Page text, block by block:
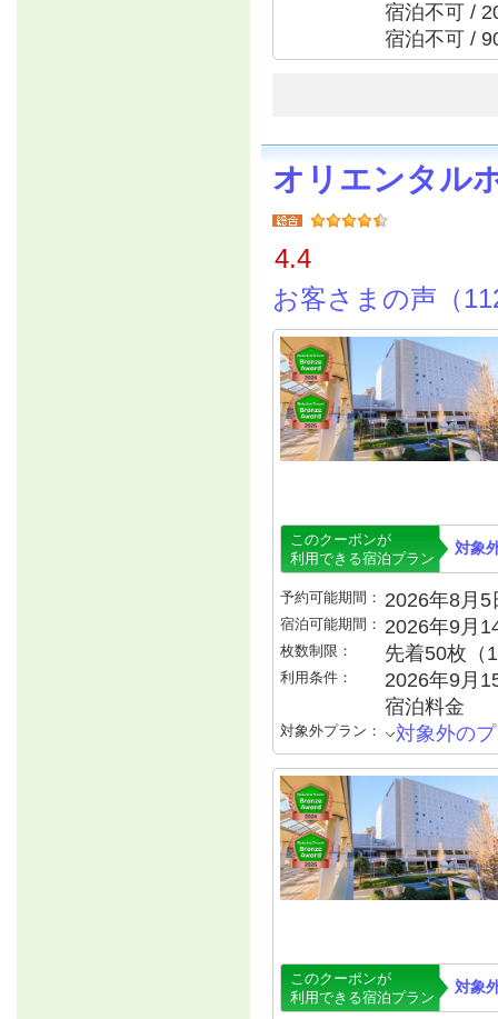
宿泊不可 /
宿泊不可 /
オリエンタル
4.4
お客さまの声（
このクーポンが
利用できる宿泊プラン
対象
予約可能期間： 2026年8月
宿泊可能期間： 2026年9月
枚数制限： 先着50枚（
利用条件：
2026年9月
宿泊料金
対象外プラン： 対象外の
このクーポンが
利用できる宿泊プラン
対象